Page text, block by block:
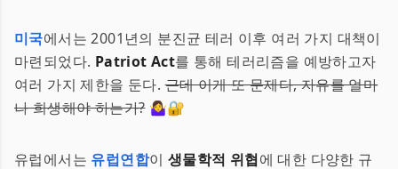
미국에서는 2001년의 분진균 테러 이후 여러 가지 대책이
마련되었다. Patriot Act를 통해 테러리즘을 예방하고자
여러 가지 제한을 둔다.근데 이게 또 문제다, 자유를 얼마
나 희생해야 하는가?🤷‍♀️🔐
유럽에서는 유럽연합이 생물학적 위협에 대한 다양한 규